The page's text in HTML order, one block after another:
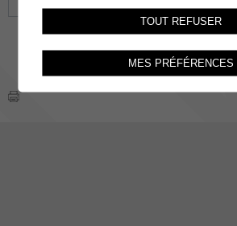
TOUT REFUSER
MES PRÉFÉRENCES